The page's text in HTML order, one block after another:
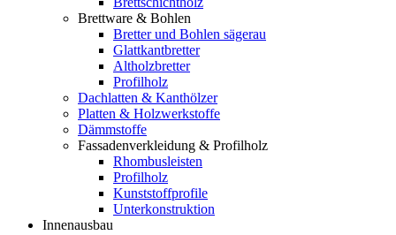
Brettware & Bohlen
Bretter und Bohlen sägerau
Glattkantbretter
Altholzbretter
Profilholz
Dachlatten & Kanthölzer
Platten & Holzwerkstoffe
Dämmstoffe
Fassadenverkleidung & Profilholz
Rhombusleisten
Profilholz
Kunststoffprofile
Unterkonstruktion
Innenausbau